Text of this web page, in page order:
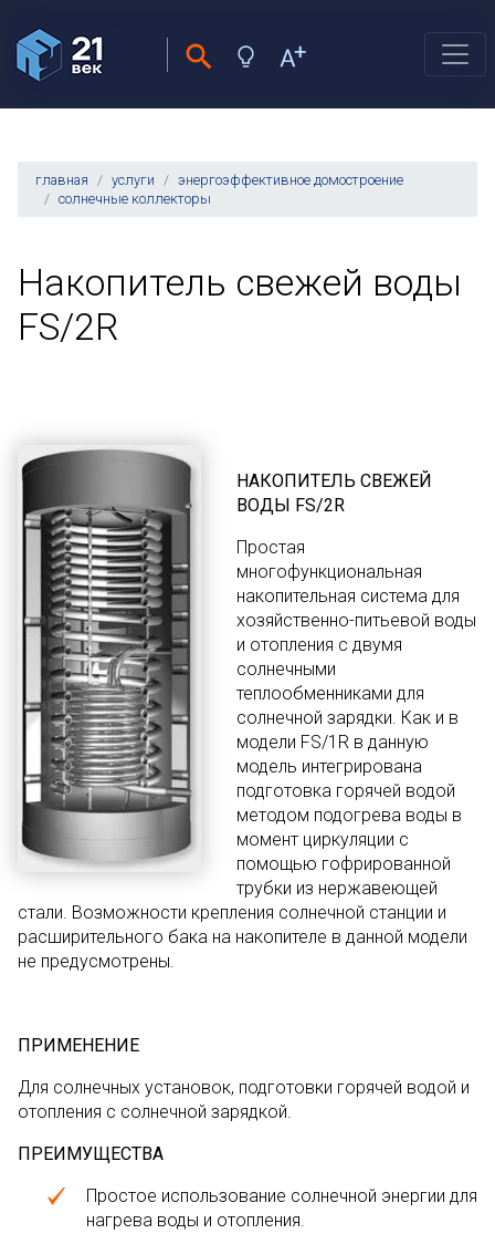
главная услуги
энергоэффективное домостроение
солнечные коллекторы
Накопитель свежей воды
FS/2R
НАКОПИТЕЛЬ СВЕЖЕЙ
ВОДЫ FS/2R
Простая
многофункциональная
накопительная система для
хозяйственно-питьевой воды
и отопления с двумя
солнечными
теплообменниками для
солнечной зарядки. Как и в
модели FS/1R в данную
модель интегрирована
подготовка горячей водой
методом подогрева воды в
момент циркуляции с
помощью гофрированной
трубки из нержавеющей
стали. Возможности крепления солнечной станции и
расширительного бака на накопителе в данной модели
не предусмотрены.
ПРИМЕНЕНИЕ
Для солнечных установок, подготовки горячей водой и
отопления с солнечной зарядкой.
ПРЕИМУЩЕСТВА
Простое использование солнечной энергии для
нагрева воды и отопления.